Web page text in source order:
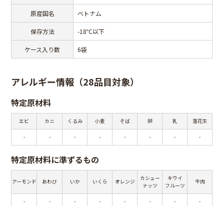
原産国名 ベトナム
保存方法 -18℃以下
ケース入り数 6袋
アレルギー情報（28品目対象）
特定原材料
エビ カニ くるみ 小麦 そば 卵 乳 落花生
- - - - - - - -
特定原材料に準ずるもの
アーモンド あわび いか いくら オレンジ
カシュー
ナッツ
キウイ
フルーツ
牛肉
- - - - - - - -